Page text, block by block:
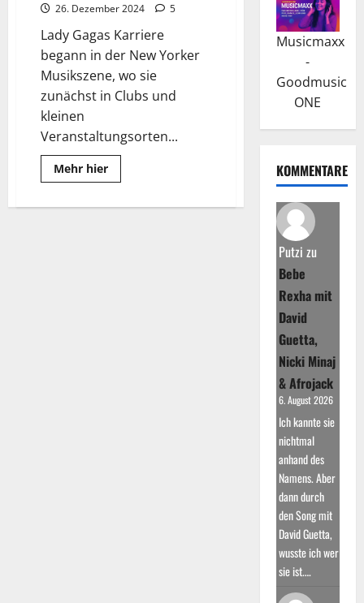
26. Dezember 2024 5
Lady Gagas Karriere
begann in der New Yorker
Musikszene, wo sie
zunächst in Clubs und
kleinen
Veranstaltungsorten...
Mehr hierRead
more
Gaga:
Musicmaxx
-
Goodmusic
ONE
KOMMENTARE
Putzi zu
Bebe
Rexha mit
David
Guetta,
Nicki Minaj
& Afrojack
6. August 2026
Ich kannte sie
nichtmal
anhand des
Namens. Aber
dann durch
den Song mit
David Guetta,
wusste ich wer
sie ist.…